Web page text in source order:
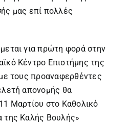
μας επί πολλές
για πρώτη φορά στην
Κέντρο Επιστήμης της
τους προαναφερθέντες
απονομής θα
Μαρτίου στο Καθολικό
της Καλής Βουλής»